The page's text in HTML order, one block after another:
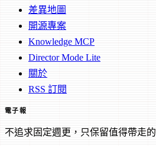
差異地圖
開源專案
Knowledge MCP
Director Mode Lite
關於
RSS 訂閱
電子報
不追求固定週更，只保留值得帶走的